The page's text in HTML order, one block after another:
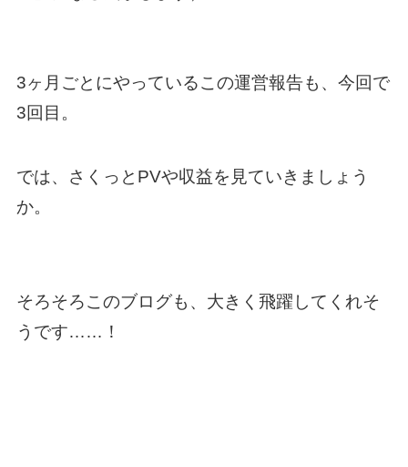
3ヶ月ごとにやっているこの運営報告も、今回で
3回目。
では、さくっとPVや収益を見ていきましょう
か。
そろそろこのブログも、大きく飛躍してくれそ
うです……！